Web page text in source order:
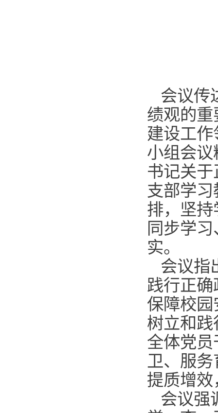
会议传
绩观的
建设工
小组会
书记关
支部学
排，坚
同步学
实。
会议指
践行正
保障校
树立和
全体党
卫、服
提质增
会议强